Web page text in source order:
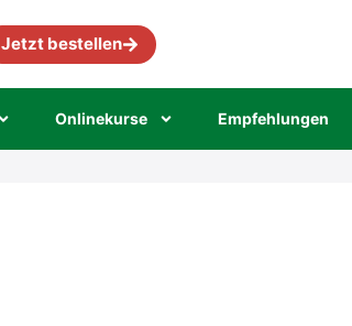
Jetzt bestellen
Online­kur­se Emp­feh­lun­gen